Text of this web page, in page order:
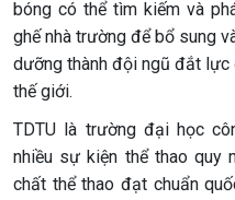
bóng có thể tìm kiếm và
ghế nhà trường để bổ sung
dưỡng thành đội ngũ đắt
thế giới.
TDTU là trường đại học
nhiều sự kiện thể thao quy
chất thể thao đạt chuẩn